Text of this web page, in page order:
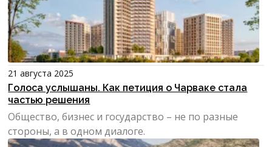
21 августа 2025
Голоса услышаны. Как петиция о Чарваке стала
частью решения
Общество, бизнес и государство – не по разные
стороны, а в одном диалоге.